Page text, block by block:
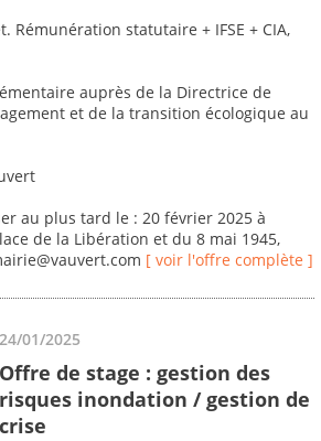
Rémunération statutaire + IFSE + CIA,
auprès de la Directrice de
et de la transition écologique au
au plus tard le : 20 février 2025 à
de la Libération et du 8 mai 1945,
[ voir l'offre complète ]
24/01/2025
Offre de stage : gestion des
risques inondation / gestion de
crise